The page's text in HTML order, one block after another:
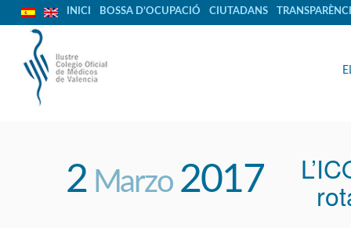
INICI BOSSA D’OCUPACIÓ CIUTADANS
2Marzo 2017